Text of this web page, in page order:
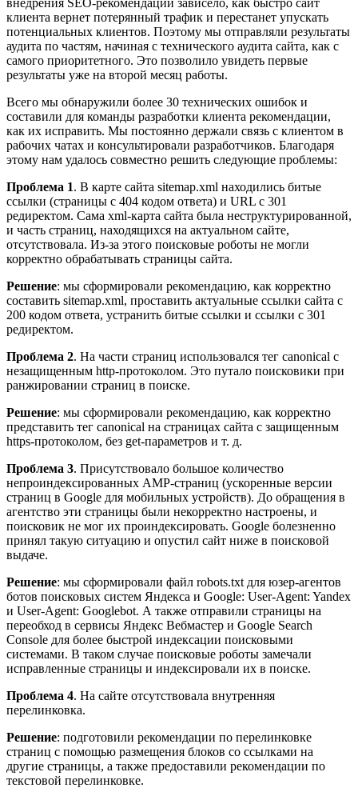
клиента вернет потерянный трафик и перестанет упускать
потенциальных клиентов. Поэтому мы отправляли результаты
аудита по частям, начиная с технического аудита сайта, как с
самого приоритетного. Это позволило увидеть первые
результаты уже на второй месяц работы.
Всего мы обнаружили более 30 технических ошибок и
составили для команды разработки клиента рекомендации,
как их исправить. Мы постоянно держали связь с клиентом в
рабочих чатах и консультировали разработчиков. Благодаря
этому нам удалось совместно решить следующие проблемы:
Проблема 1. В карте сайта sitemap.xml находились битые
ссылки (страницы с 404 кодом ответа) и URL с 301
редиректом. Сама xml-карта сайта была неструктурированной,
и часть страниц, находящихся на актуальном сайте,
отсутствовала. Из-за этого поисковые роботы не могли
корректно обрабатывать страницы сайта.
Решение: мы сформировали рекомендацию, как корректно
составить sitemap.xml, проставить актуальные ссылки сайта с
200 кодом ответа, устранить битые ссылки и ссылки с 301
редиректом.
Проблема 2. На части страниц использовался тег canonical с
незащищенным http-протоколом. Это путало поисковики при
ранжировании страниц в поиске.
Решение: мы сформировали рекомендацию, как корректно
представить тег canonical на страницах сайта с защищенным
https-протоколом, без get-параметров и т. д.
Проблема 3. Присутствовало большое количество
непроиндексированных AMP-страниц (ускоренные версии
страниц в Google для мобильных устройств). До обращения в
агентство эти страницы были некорректно настроены, и
поисковик не мог их проиндексировать. Google болезненно
принял такую ситуацию и опустил сайт ниже в поисковой
выдаче.
Решение: мы сформировали файл robots.txt для юзер-агентов
ботов поисковых систем Яндекса и Google: User-Agent: Yandex
и User-Agent: Googlebot. А также отправили страницы на
переобход в сервисы Яндекс Вебмастер и Google Search
Console для более быстрой индексации поисковыми
системами. В таком случае поисковые роботы замечали
исправленные страницы и индексировали их в поиске.
Проблема 4. На сайте отсутствовала внутренняя
перелинковка.
Решение: подготовили рекомендации по перелинковке
страниц с помощью размещения блоков со ссылками на
другие страницы, а также предоставили рекомендации по
текстовой перелинковке.